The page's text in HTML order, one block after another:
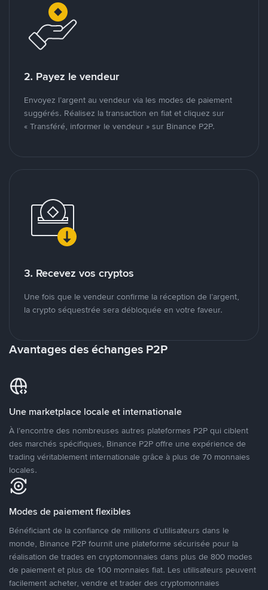
2. Payez le vendeur
Envoyez l’argent au vendeur via les modes de paiement
suggérés. Réalisez la transaction en fiat et cliquez sur
« Transféré, informer le vendeur » sur Binance P2P.
3. Recevez vos cryptos
Une fois que le vendeur confirme la réception de l’argent,
la crypto séquestrée sera débloquée en votre faveur.
Avantages des échanges P2P
Une marketplace locale et internationale
À l’encontre des nombreuses autres plateformes P2P qui ciblent
des marchés spécifiques, Binance P2P offre une expérience de
trading véritablement internationale grâce à plus de 70 monnaies
locales.
Modes de paiement flexibles
Bénéficiant de la confiance de millions d’utilisateurs dans le
monde, Binance P2P fournit une plateforme sécurisée pour la
réalisation de trades en cryptomonnaies dans plus de 800 modes
de paiement et plus de 100 monnaies fiat. Les utilisateurs peuvent
facilement acheter, vendre et trader des cryptomonnaies